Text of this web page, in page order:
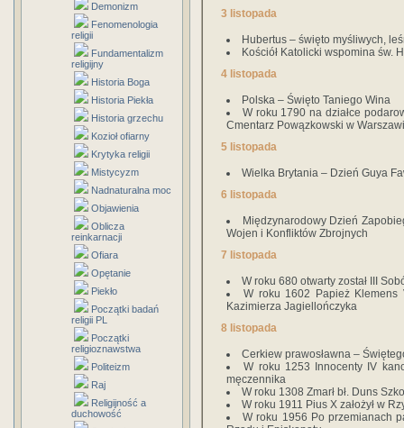
Demonizm
Fenomenologia
religii
Fundamentalizm
religijny
Historia Boga
Historia Piekła
Historia grzechu
Kozioł ofiarny
Krytyka religii
Mistycyzm
Nadnaturalna moc
Objawienia
Oblicza
reinkarnacji
Ofiara
Opętanie
Piekło
Początki badań
religii PL
Początki
religioznawstwa
Politeizm
Raj
Religijność a
duchowość
3 listopada
Hubertus – święto myśliwych,
Kościół Katolicki wspomina św.
4 listopada
Polska – Święto Taniego Wina
W roku 1790 na działce
Cmentarz Powązkowski w
5 listopada
Wielka Brytania – Dzień Guya
6 listopada
Międzynarodowy Dzień
Wojen i Konfliktów Zbrojnych
7 listopada
W roku 680 otwarty został III
W roku 1602 Papież Klemens
Kazimierza Jagiellończyka
8 listopada
Cerkiew prawosławna –
W roku 1253 Innocenty IV
męczennika
W roku 1308 Zmarł bł. Duns
W roku 1911 Pius X założył w
W roku 1956 Po przemianach